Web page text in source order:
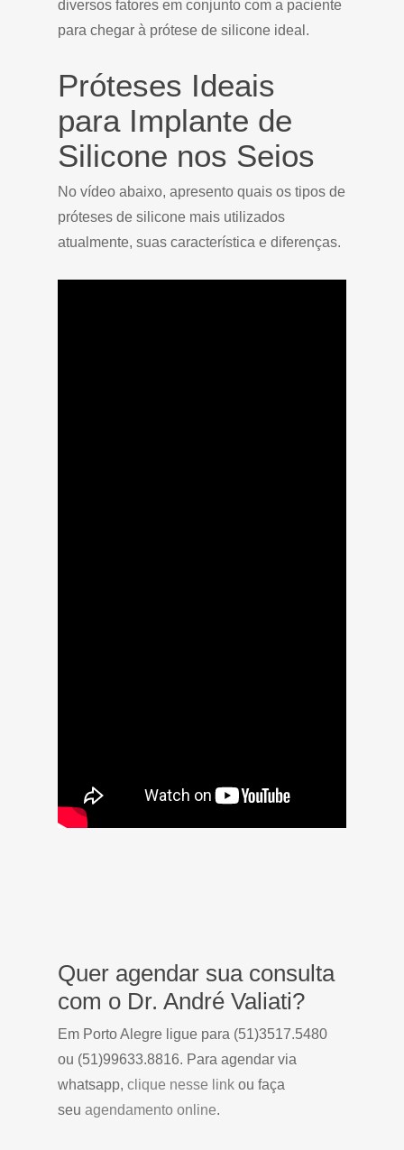
diversos fatores em conjunto com a paciente
para chegar à prótese de silicone ideal.
Próteses Ideais
para Implante de
Silicone nos Seios
No vídeo abaixo, apresento quais os tipos de
próteses de silicone mais utilizados
atualmente, suas característica e diferenças.
Quer agendar sua consulta
com o Dr. André Valiati?
Em Porto Alegre ligue para (51)3517.5480
ou (51)99633.8816. Para agendar via
whatsapp, clique nesse link ou faça
seu agendamento online.